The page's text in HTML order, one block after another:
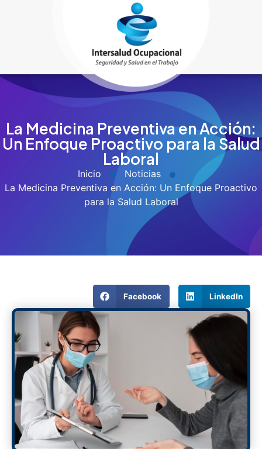
La Medicina Preventiva en Acción:
Un Enfoque Proactivo para la Salud
Laboral
Inicio
Noticias
La Medicina Preventiva en Acción: Un Enfoque Proactivo
para la Salud Laboral
Facebook LinkedIn